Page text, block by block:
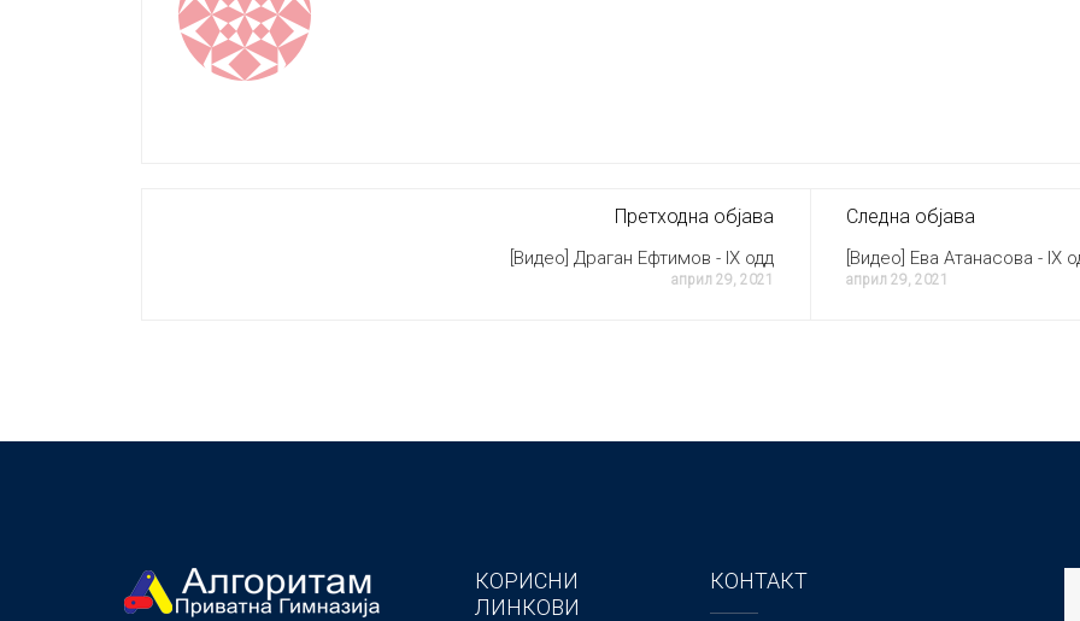
Претходна објава
[Видео] Драган Ефтимов - IX одд
април 29, 2021
Следна објава
[Видео] Ева Атанасова - IX
април 29, 2021
КОРИСНИ
ЛИНКОВИ
КОНТАКТ